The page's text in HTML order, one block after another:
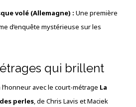
volé (Allemagne) : Une première
d’enquête mystérieuse sur les
qui brillent
l’honneur avec le court-métrage La
perles, de Chris Lavis et Maciek